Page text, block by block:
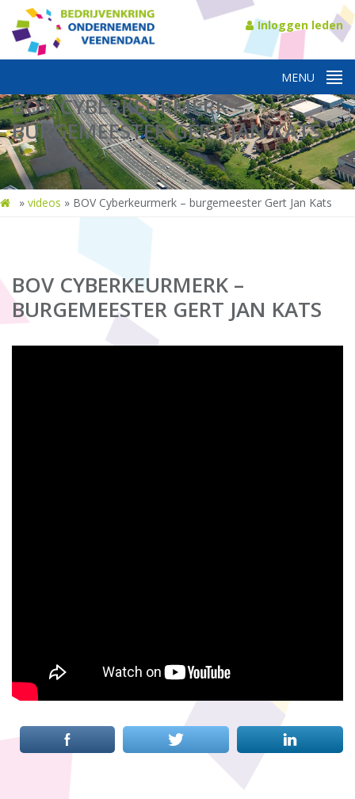
Inloggen leden
BOV CYBERKEURMERK –
BURGEMEESTER GERT JAN KATS
» videos » BOV Cyberkeurmerk – burgemeester Gert Jan Kats
BOV CYBERKEURMERK –
BURGEMEESTER GERT JAN KATS